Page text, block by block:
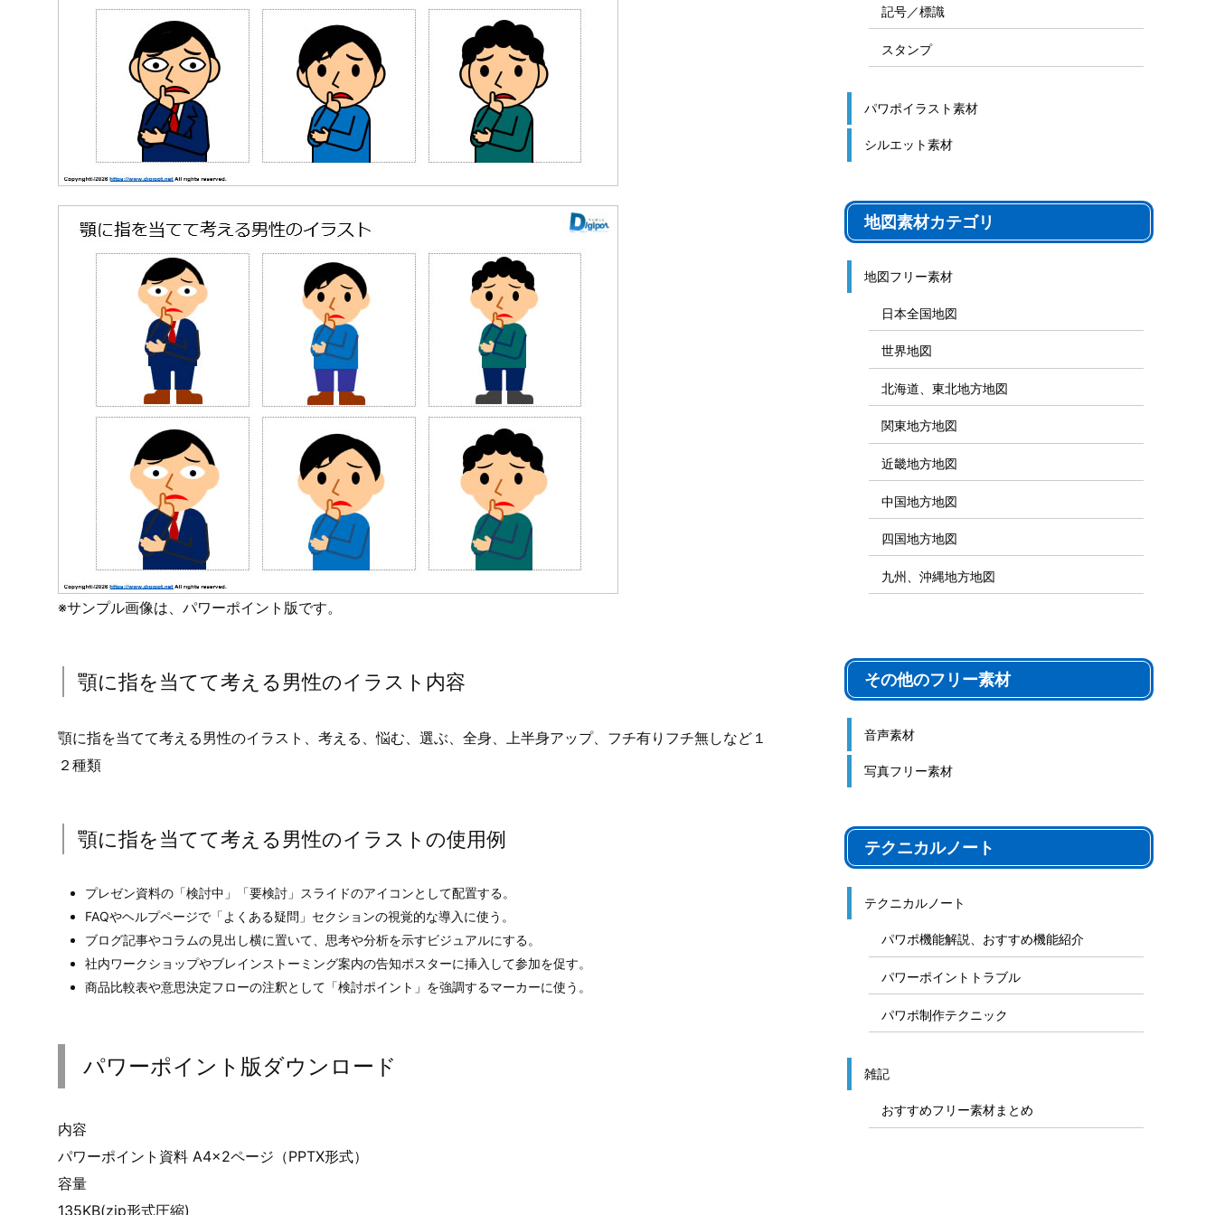
※サンプル画像は、パワーポイント版です。
顎に指を当てて考える男性のイラスト内容
顎に指を当てて考える男性のイラスト、考える、悩む、選ぶ、全身、上半身アップ、フチ有りフチ無しなど１
２種類
顎に指を当てて考える男性のイラストの使用例
プレゼン資料の「検討中」「要検討」スライドのアイコンとして配置する。
FAQやヘルプページで「よくある疑問」セクションの視覚的な導入に使う。
ブログ記事やコラムの見出し横に置いて、思考や分析を示すビジュアルにする。
社内ワークショップやブレインストーミング案内の告知ポスターに挿入して参加を促す。
商品比較表や意思決定フローの注釈として「検討ポイント」を強調するマーカーに使う。
パワーポイント版ダウンロード
内容
パワーポイント資料 A4×2ページ（PPTX形式）
容量
135KB(zip形式圧縮)
記号／標識
スタンプ
パワポイラスト素材
シルエット素材
地図素材カテゴリ
地図フリー素材
日本全国地図
世界地図
北海道、東北地方地図
関東地方地図
近畿地方地図
中国地方地図
四国地方地図
九州、沖縄地方地図
その他のフリー素材
音声素材
写真フリー素材
テクニカルノート
テクニカルノート
パワポ機能解説、おすすめ機能紹介
パワーポイントトラブル
パワポ制作テクニック
雑記
おすすめフリー素材まとめ